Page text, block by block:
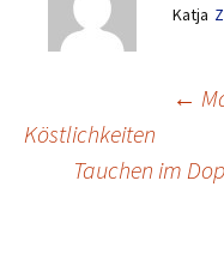
Katja
←
Köstlichkeiten
Tauchen im